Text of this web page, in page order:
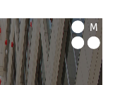
M